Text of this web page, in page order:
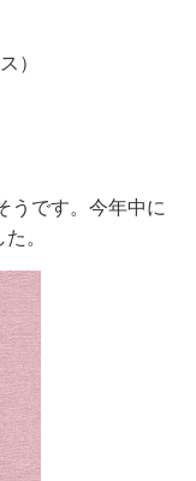
）
うです。今年中に
。